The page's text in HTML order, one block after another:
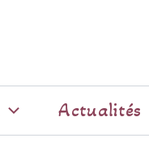
Actualités